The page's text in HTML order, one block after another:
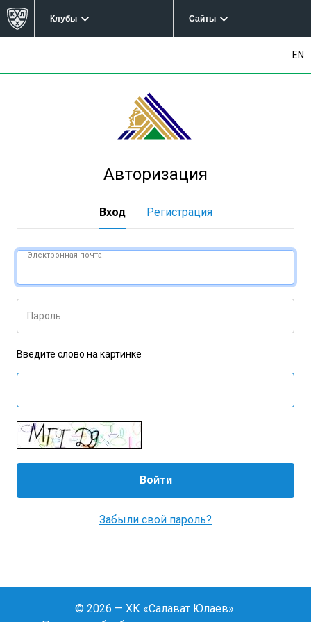
Клубы Сайты
EN
Авторизация
Вход Регистрация
Электронная почта
Пароль
Введите слово на картинке
Забыли свой пароль?
© 2026 — ХК «Салават Юлаев».